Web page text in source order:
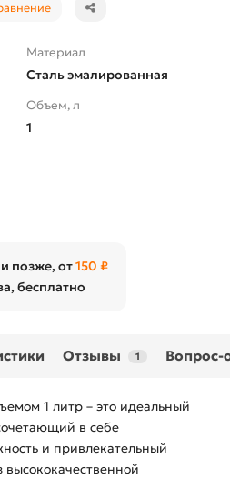
Материал
Сталь эмалированная
Объем, л
1
позже, от150 ₽
бесплатно
Отзывы 1 Вопрос-
1 литр – это идеальный
в себе
и привлекательный
высококачественной